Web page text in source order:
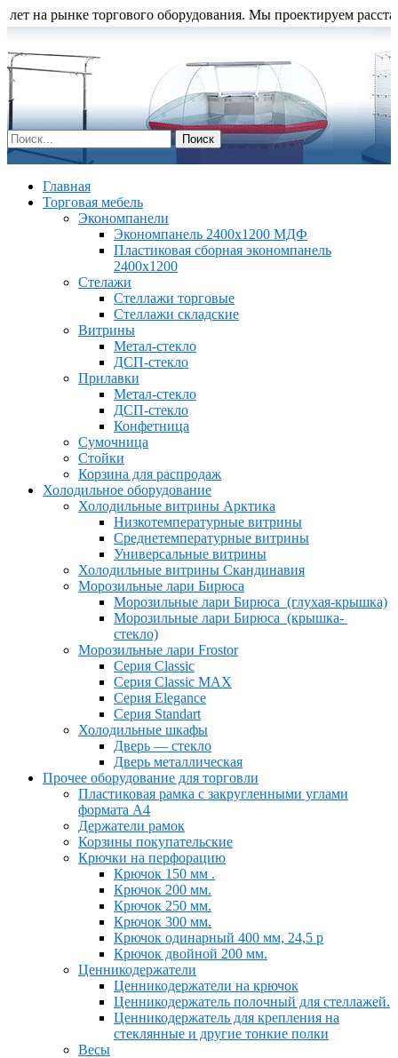
рынке торгового оборудования. Мы проектируем
Главная
Торговая мебель
Экономпанели
Экономпанель 2400х1200 МДФ
Пластиковая сборная экономпанель
2400х1200
Стелажи
Стеллажи торговые
Стеллажи складские
Витрины
Метал-стекло
ДСП-стекло
Прилавки
Метал-стекло
ДСП-стекло
Конфетница
Сумочница
Стойки
Корзина для распродаж
Холодильное оборудование
Холодильные витрины Арктика
Низкотемпературные витрины
Среднетемпературные витрины
Универсальные витрины
Холодильные витрины Скандинавия
Морозильные лари Бирюса
Морозильные лари Бирюса (глухая-крышка)
Морозильные лари Бирюса (крышка-
стекло)
Морозильные лари Frostor
Серия Classic
Серия Classic MAX
Серия Elegance
Серия Standart
Холодильные шкафы
Дверь — стекло
Дверь металлическая
Прочее оборудование для торговли
Пластиковая рамка с закругленными углами
формата А4
Держатели рамок
Корзины покупательские
Крючки на перфорацию
Крючок 150 мм .
Крючок 200 мм.
Крючок 250 мм.
Крючок 300 мм.
Крючок одинарный 400 мм, 24,5 р
Крючок двойной 200 мм.
Ценникодержатели
Ценникодержатели на крючок
Ценникодержатель полочный для стеллажей.
Ценникодержатель для крепления на
стеклянные и другие тонкие полки
Весы